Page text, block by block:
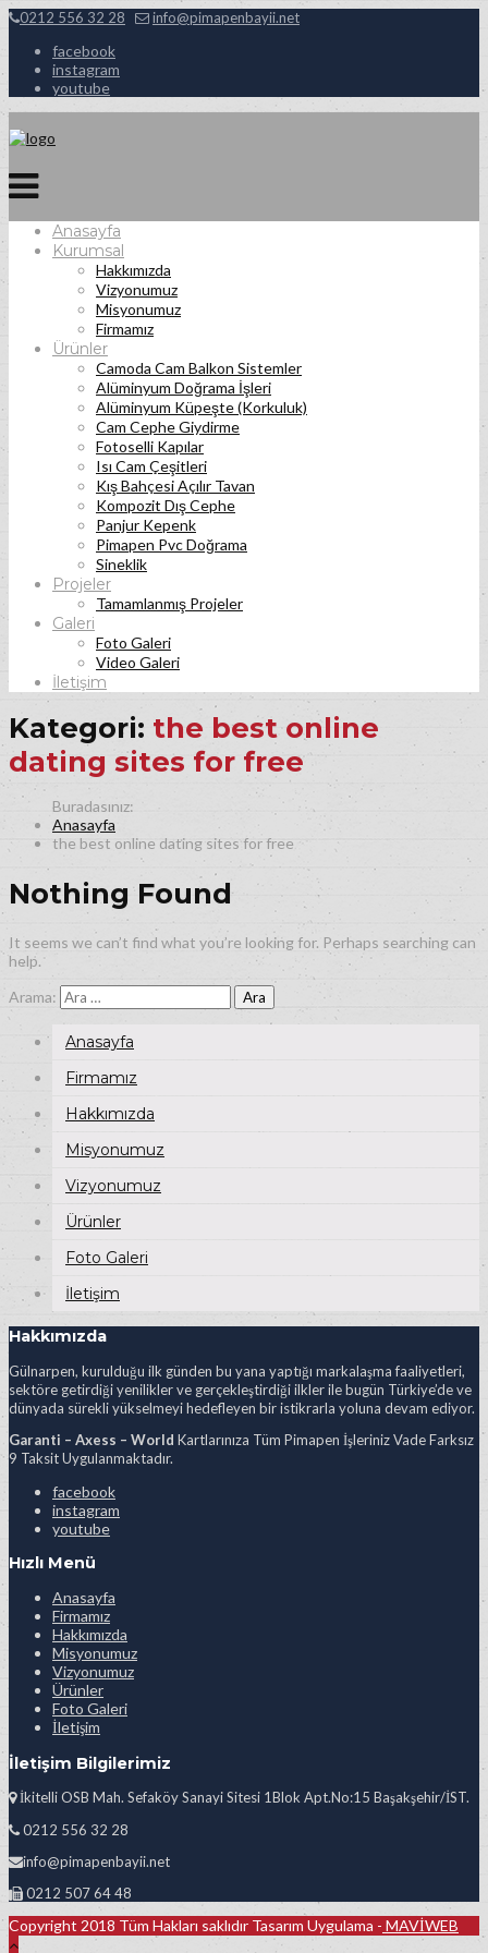
0212 556 32 28 info@pimapenbayii.net
facebook
instagram
youtube
Anasayfa
Kurumsal
Hakkımızda
Vizyonumuz
Misyonumuz
Firmamız
Ürünler
Camoda Cam Balkon Sistemler
Alüminyum Doğrama İşleri
Alüminyum Küpeşte (Korkuluk)
Cam Cephe Giydirme
Fotoselli Kapılar
Isı Cam Çeşitleri
Kış Bahçesi Açılır Tavan
Kompozit Dış Cephe
Panjur Kepenk
Pimapen Pvc Doğrama
Sineklik
Projeler
Tamamlanmış Projeler
Galeri
Foto Galeri
Video Galeri
İletişim
Kategori: the best online
dating sites for free
Anasayfa
the best online dating sites for free
Nothing Found
It seems we can’t find what you’re looking for. Perhaps searching can
help.
Arama:
Anasayfa
Firmamız
Hakkımızda
Misyonumuz
Vizyonumuz
Ürünler
Foto Galeri
İletişim
Hakkımızda
Gülnarpen, kurulduğu ilk günden bu yana yaptığı markalaşma faaliyetleri,
sektöre getirdiği yenilikler ve gerçekleştirdiği ilkler ile bugün Türkiye’de ve
dünyada sürekli yükselmeyi hedefleyen bir istikrarla yoluna devam ediyor.
Garanti – Axess – World Kartlarınıza Tüm Pimapen İşleriniz Vade Farksız
9 Taksit Uygulanmaktadır.
facebook
instagram
youtube
Hızlı Menü
Anasayfa
Firmamız
Hakkımızda
Misyonumuz
Vizyonumuz
Ürünler
Foto Galeri
İletişim
İletişim Bilgilerimiz
İkitelli OSB Mah. Sefaköy Sanayi Sitesi 1Blok Apt.No:15 Başakşehir/İST.
0212 556 32 28
info@pimapenbayii.net
0212 507 64 48
Copyright 2018 Tüm Hakları saklıdır Tasarım Uygulama - MAVİWEB